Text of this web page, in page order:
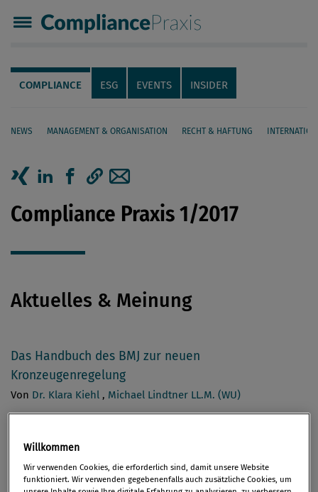
Compliance Praxis
Servicenavigation
Navigation
COMPLIANCE ESG EVENTS INSIDER
NEWS MANAGEMENT & ORGANISATION RECHT & HAFTUNG
Seiteninhalt
Artikel auf Xing teilen
Artikel auf linkedIn teilen
Artikel auf Facebook teilen
Artikellink kopieren
Artikel per Mail teilen
Compliance Praxis 1/2017
Aktuelles & Meinung
Das Handbuch des BMJ zur neuen
Kronzeugenregelung
Von Dr. Klara Kiehl , Michael Lindtner LL.M. (WU)
Deutsche Entscheidung: Trügerischer Schutz für
Whistleblower
VonMag. Martin Eckel LL.M.,Mag. David Konrath LL.M.
Willkommen
Wir verwenden Cookies, die erforderlich sind, damit unsere Website
funktioniert. Wir verwenden gegebenenfalls auch zusätzliche Cookies, um